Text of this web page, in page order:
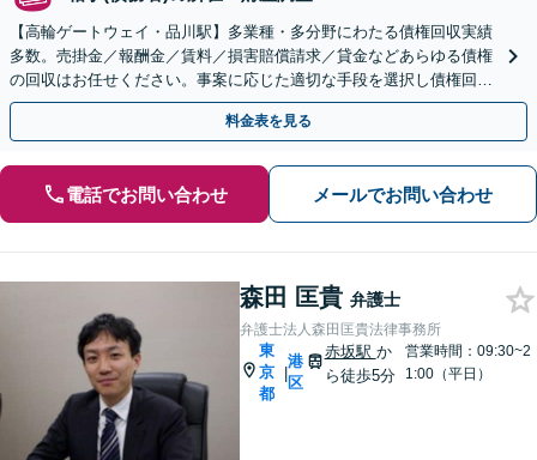
【高輪ゲートウェイ・品川駅】多業種・多分野にわたる債権回収実績
多数。売掛金／報酬金／賃料／損害賠償請求／貸金などあらゆる債権
の回収はお任せください。事案に応じた適切な手段を選択し債権回収
に尽力します。顧問契約を利用とした特別プランもあり。
料金表を見る
電話でお問い合わせ メールでお問い合わせ
森田 匡貴 弁護士
弁護士法人森田匡貴法律事務所
東
京
都
|
港
区
赤坂駅 か
ら徒歩5分
営業時間：09:30~2
1:00（平日）